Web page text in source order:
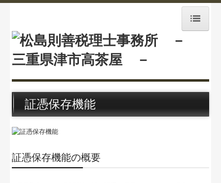
ホーム
業務案内
経営理念
事務所紹介
事務所通信
採用情報
証憑保存機能
証憑保存機能の概要